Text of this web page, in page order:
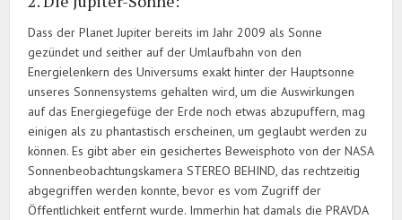
Dass der Planet Jupiter bereits im Jahr 2009 als Sonne
gezündet und seither auf der Umlaufbahn von den
Energielenkern des Universums exakt hinter der Hauptsonne
unseres Sonnensystems gehalten wird, um die Auswirkungen
auf das Energiegefüge der Erde noch etwas abzupuffern, mag
einigen als zu phantastisch erscheinen, um geglaubt werden zu
können. Es gibt aber ein gesichertes Beweisphoto von der NASA
Sonnenbeobachtungskamera STEREO BEHIND, das rechtzeitig
abgegriffen werden konnte, bevor es vom Zugriff der
Öffentlichkeit entfernt wurde. Immerhin hat damals die PRAVDA